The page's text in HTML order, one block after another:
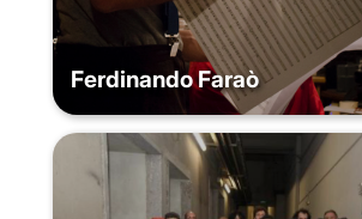
Ferdinando Faraò